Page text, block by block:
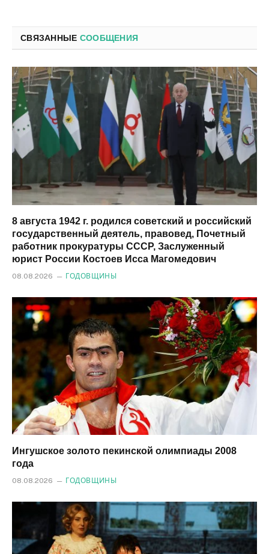
СВЯЗАННЫЕ СООБЩЕНИЯ
8 августа 1942 г. родился советский и российский
государственный деятель, правовед, Почетный
работник прокуратуры СССР, Заслуженный
юрист России Костоев Исса Магомедович
08.08.2026 ГОДОВЩИНЫ
Ингушское золото пекинской олимпиады 2008
года
08.08.2026 ГОДОВЩИНЫ